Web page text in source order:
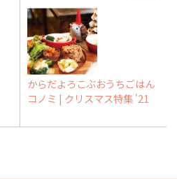
からだよろこぶおうちごはん
コノミ | クリスマス特集 '21